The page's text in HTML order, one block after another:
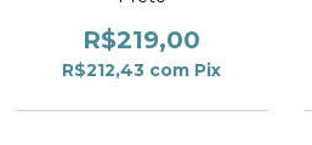
R$219,00
R$212,43 com Pix